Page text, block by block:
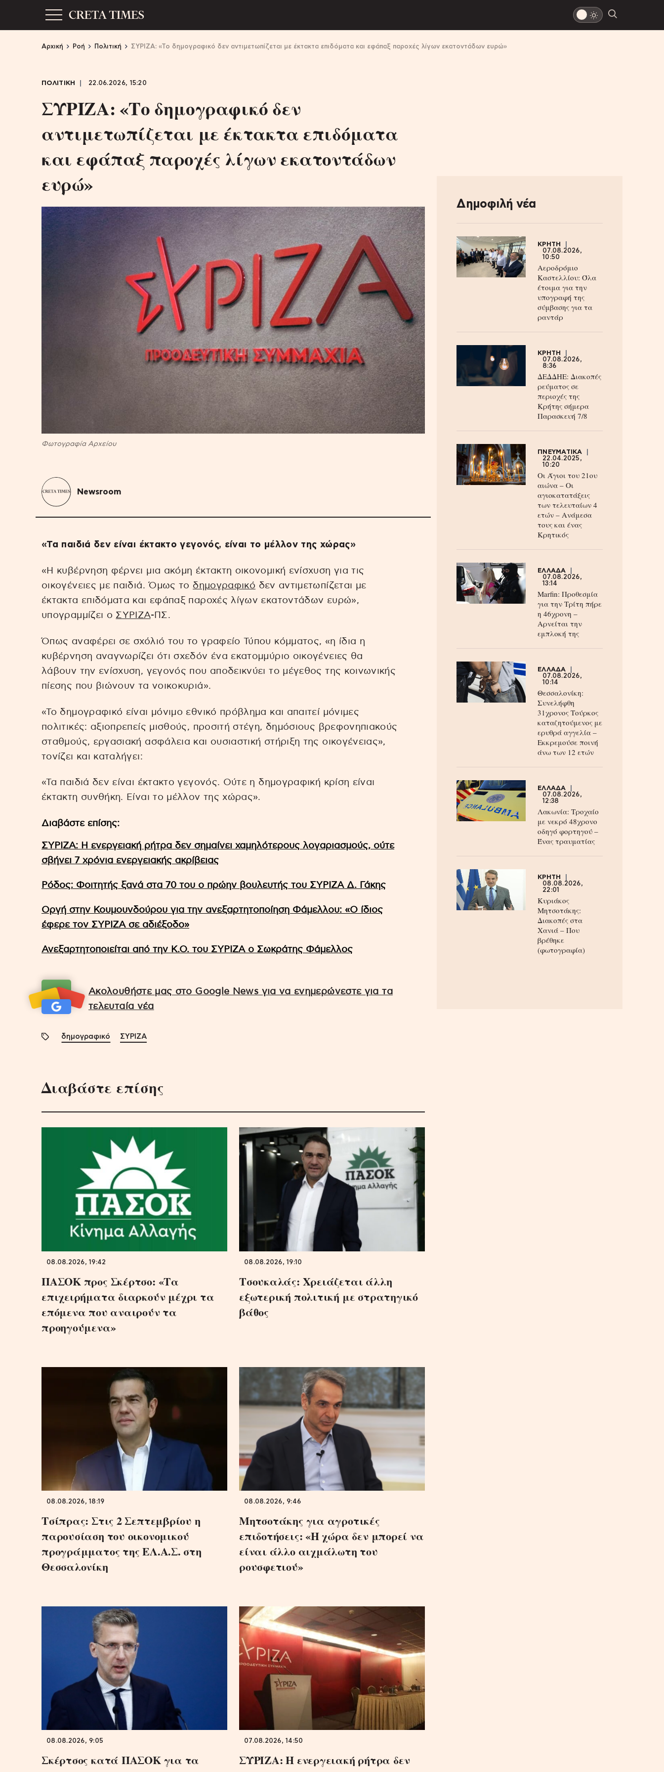
Αρχική Ροή Πολιτική ΣΥΡΙΖΑ: «Το δημογραφικό δεν αντιμετωπίζεται με έκτακτα επιδόματα και εφάπαξ παροχές λίγων εκατοντάδων ευρώ»
ΠΟΛΙΤΙΚΗ 22.06.2026, 15:20
ΣΥΡΙΖΑ: «Το δημογραφικό δεν
αντιμετωπίζεται με έκτακτα επιδόματα
και εφάπαξ παροχές λίγων εκατοντάδων
ευρώ»
Φωτογραφία Αρχείου
Newsroom
«Τα παιδιά δεν είναι έκτακτο γεγονός, είναι το μέλλον της χώρας»
«Η κυβέρνηση φέρνει μια ακόμη έκτακτη οικονομική ενίσχυση για τις
οικογένειες με παιδιά. Όμως το δημογραφικό δεν αντιμετωπίζεται με
έκτακτα επιδόματα και εφάπαξ παροχές λίγων εκατοντάδων ευρώ»,
υπογραμμίζει ο ΣΥΡΙΖΑ-ΠΣ.
Όπως αναφέρει σε σχόλιό του το γραφείο Τύπου κόμματος, «η ίδια η
κυβέρνηση αναγνωρίζει ότι σχεδόν ένα εκατομμύριο οικογένειες θα
λάβουν την ενίσχυση, γεγονός που αποδεικνύει το μέγεθος της κοινωνικής
πίεσης που βιώνουν τα νοικοκυριά».
«Το δημογραφικό είναι μόνιμο εθνικό πρόβλημα και απαιτεί μόνιμες
πολιτικές: αξιοπρεπείς μισθούς, προσιτή στέγη, δημόσιους βρεφονηπιακούς
σταθμούς, εργασιακή ασφάλεια και ουσιαστική στήριξη της οικογένειας»,
τονίζει και καταλήγει:
«Τα παιδιά δεν είναι έκτακτο γεγονός. Ούτε η δημογραφική κρίση είναι
έκτακτη συνθήκη. Είναι το μέλλον της χώρας».
Διαβάστε επίσης:
ΣΥΡΙΖΑ: Η ενεργειακή ρήτρα δεν σημαίνει χαμηλότερους λογαριασμούς, ούτε
σβήνει 7 χρόνια ενεργειακής ακρίβειας
Ρόδος: Φοιτητής ξανά στα 70 του ο πρώην βουλευτής του ΣΥΡΙΖΑ Δ. Γάκης
Οργή στην Κουμουνδούρου για την ανεξαρτητοποίηση Φάμελλου: «Ο ίδιος
έφερε τον ΣΥΡΙΖΑ σε αδιέξοδο»
Ανεξαρτητοποιείται από την Κ.Ο. του ΣΥΡΙΖΑ ο Σωκράτης Φάμελλος
Ακολουθήστε μας στο Google News για να ενημερώνεστε για τα
τελευταία νέα
δημογραφικό ΣΥΡΙΖΑ
Διαβάστε επίσης
08.08.2026, 19:42
ΠΑΣΟΚ προς Σκέρτσο: «Τα
επιχειρήματα διαρκούν μέχρι τα
επόμενα που αναιρούν τα
προηγούμενα»
08.08.2026, 19:10
Τσουκαλάς: Xρειάζεται άλλη
εξωτερική πολιτική με στρατηγικό
βάθος
08.08.2026, 18:19
Τσίπρας: Στις 2 Σεπτεμβρίου η
παρουσίαση του οικονομικού
προγράμματος της ΕΛ.Α.Σ. στη
Θεσσαλονίκη
08.08.2026, 9:46
Μητσοτάκης για αγροτικές
επιδοτήσεις: «Η χώρα δεν μπορεί να
είναι άλλο αιχμάλωτη του
ρουσφετιού»
08.08.2026, 9:05
Σκέρτσος κατά ΠΑΣΟΚ για τα
07.08.2026, 14:50
ΣΥΡΙΖΑ: Η ενεργειακή ρήτρα δεν
Δημοφιλή νέα
ΚΡΗΤΗ
07.08.2026,
10:50
Αεροδρόμιο
Καστελλίου: Όλα
έτοιμα για την
υπογραφή της
σύμβασης για τα
ραντάρ
ΚΡΗΤΗ
07.08.2026,
8:36
ΔΕΔΔΗΕ: Διακοπές
ρεύματος σε
περιοχές της
Κρήτης σήμερα
Παρασκευή 7/8
ΠΝΕΥΜΑΤΙΚΑ
22.04.2025,
10:20
Οι Άγιοι του 21ου
αιώνα – Οι
αγιοκατατάξεις
των τελευταίων 4
ετών – Ανάμεσα
τους και ένας
Κρητικός
ΕΛΛΑΔΑ
07.08.2026,
13:14
Marfin: Προθεσμία
για την Τρίτη πήρε
η 46χρονη –
Aρνείται την
εμπλοκή της
ΕΛΛΑΔΑ
07.08.2026,
10:14
Θεσσαλονίκη:
Συνελήφθη
31χρονος Τούρκος
καταζητούμενος με
ερυθρά αγγελία –
Εκκρεμούσε ποινή
άνω των 12 ετών
ΕΛΛΑΔΑ
07.08.2026,
12:38
Λακωνία: Τροχαίο
με νεκρό 48χρονο
οδηγό φορτηγού –
Ένας τραυματίας
ΚΡΗΤΗ
08.08.2026,
22:01
Κυριάκος
Μητσοτάκης:
Διακοπές στα
Χανιά – Που
βρέθηκε
(φωτογραφία)